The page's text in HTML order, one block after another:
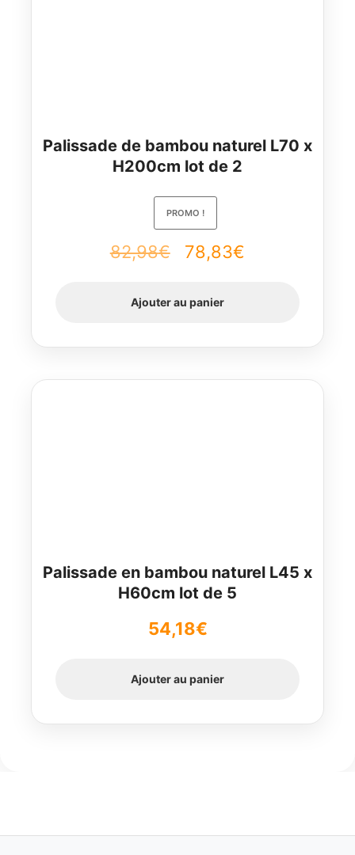
Palissade de bambou naturel L70 x
H200cm lot de 2
PROMO !
82,98€
Le
initial
78,83€
Ajouter au panier
Palissade en bambou naturel L45 x
H60cm lot de 5
54,18€
Ajouter au panier